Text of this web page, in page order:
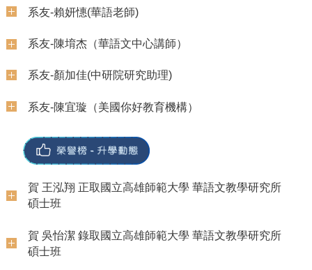
賀-本系104級賴妍憓，通過教育部對外華語師資認證
本系107屆畢業生張菀庭留任本校華語文中心
系友-洪玉亭(是胖不是壯-烘焙坊)
系友-蘇傑勝(是胖不是壯-烘焙坊)
系友-賴妍憓(華語老師)
系友-陳堉杰（華語文中心講師）
系友-顏加佳(中研院研究助理)
系友-陳宜璇（美國你好教育機構）
系友-沈庭筠（宜蘭縣政府衛生局）
賀 陳寓品 錄取東華大學 多元文化教育所、國立臺北
言研究所碩士班
賀 王泓翔 正取國立高雄師範大學 華語文教學研究所
碩士班
賀 吳怡潔 錄取國立高雄師範大學 華語文教學研究所
碩士班
賀 陳東暘 錄取國立高雄師範大學 華語文教學研究所
碩士班
賀 本系李宏騏同學 通過赴美進修暨協助華語教學獎
助計畫 Foreign Language Teaching Assistant
Program, Chinese Teachers from Taiwan, FLTA –
Fulbright Taiwan, Foundation for Scholarly
Exchange
辦之「第十四屆國際華文暨教育盃電子書創作大賽」
十四屆國際華文暨教育盃電子書創作大賽」榮獲佳作
賀 本系黃珮絨 榮獲東吳大學112年凱比機器人創新
賀 劉盧冰、李懿鵬 參加GOGOFINDER舉辦之「第
十三屆國際華文暨教育盃電子書創作大賽」榮獲佳作
賀 麥勻瑄、陳韻淇、丁子怡、許景筑 參加
電子書創作大賽」榮獲佳作